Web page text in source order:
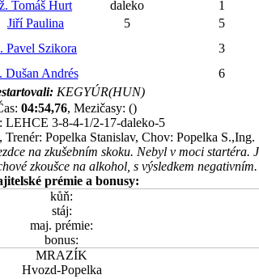
ž. Tomáš Hurt daleko 1
Jiří Paulina 5 5
Pavel Szikora 3
Dušan Andrés 6
KEGYÚR(HUN)
04:54,76, Mezičasy: ()
LEHCE 3-8-4-1/2-17-daleko-5
Popelka Stanislav, Chov: Popelka S.,Ing.
na zkušebním skoku. Nebyl v moci startéra.
zkoušce na alkohol, s výsledkem negativním.
prémie a bonusy:
kůň:
stáj:
maj. prémie:
bonus:
MRAZÍK
Hvozd-Popelka